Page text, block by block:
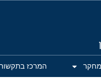
וביטחון
מחקר המרכז